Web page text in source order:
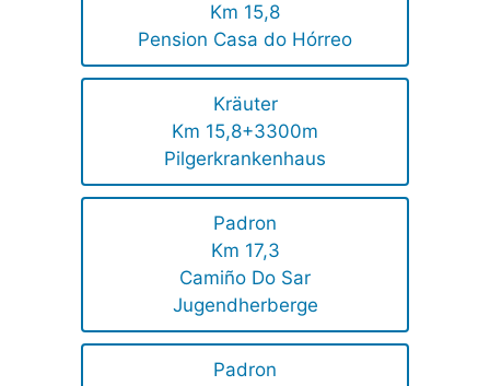
Km 15,8
Pension Casa do Hórreo
Kräuter
Km 15,8+3300m
Pilgerkrankenhaus
Padron
Km 17,3
Camiño Do Sar
Jugendherberge
Padron